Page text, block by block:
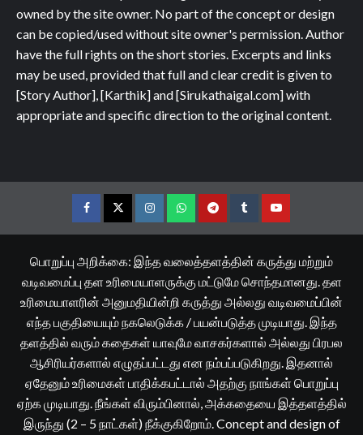
owned by the site owner. No part of the concept or design
can be copied/used without site owner's permission. Author
have the full rights on the short stories. Excerpts and links
may be used, provided that full and clear credit is given to
[Story Author], [Karthik] and [Sirukathaigal.com] with
appropriate and specific direction to the original content.
FacebookTwitterInstagramWhatsappTelegramTumblrYouTube
பொறுப்பு அறிக்கை: இந்த வலைத்தளத்தின் கருத்து மற்றும்
வடிவமைப்பு தள உரிமையாளருக்கு மட்டுமே சொந்தமானது. தள
உரிமையாளரின் அனுமதியின்றி கருத்து அல்லது வடிவமைப்பின்
எந்த பகுதியையும் நகலெடுக்க / பயன்படுத்த முடியாது. இந்த
தளத்தில் வரும் கதைகள் யாவுமே வாசகர்களால் அல்லது பிரபல
ஆசிரியர்களால் எழுதப்பட்டது என நம்பப்படுகிறது. இதனால்
ஏதேனும் உரிமைகள் பாதிக்கபட்டால் அதற்கு நாங்கள் பொறுப்பு
ஏற்க முடியாது. நீங்கள் விரும்பினால், அக்கதையை இத்தளத்தில்
இருந்து (2 – 5 நாட்கள்) நீக்குகிறோம். Concept and design of